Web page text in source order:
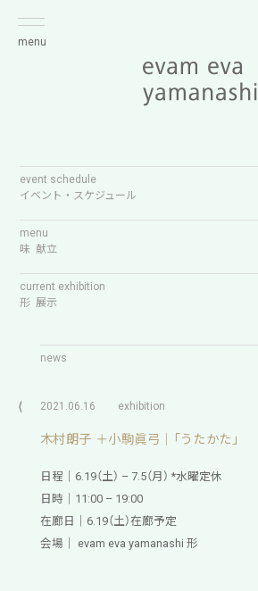
menu
event schedule
イベント・スケジュール
menu
味 献立
current exhibition
形 展示
news
⟨ 2021.06.16 exhibition
木村朗子 ＋小駒眞弓｜「うたかた」
日程｜6.19（土） – 7.5（月） *水曜定休
日時｜11:00 – 19:00
在廊日｜6.19（土）在廊予定
会場｜ evam eva yamanashi 形